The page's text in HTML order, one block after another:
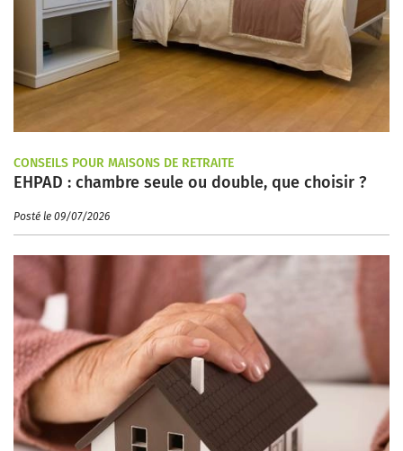
CONSEILS POUR MAISONS DE RETRAITE
EHPAD : chambre seule ou double, que choisir ?
Posté le 09/07/2026